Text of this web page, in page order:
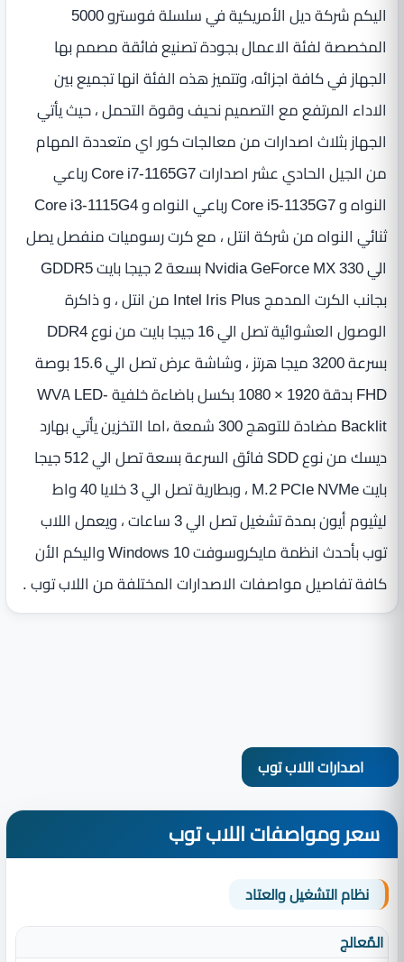
اليكم شركة ديل الأمريكية في سلسلة فوسترو 5000
المخصصة لفئة الاعمال بجودة تصنيع فائقة مصمم بها
الجهاز في كافة اجزائه، وتتميز هذه الفئة انها تجميع بين
الاداء المرتفع مع التصميم نحيف وقوة التحمل ، حيث يأتي
الجهاز بثلاث اصدارات من معالجات كور اي متعددة المهام
من الجيل الحادي عشر اصدارات Core i7-1165G7 رباعي
النواه و Core i5-1135G7 رباعي النواه و Core i3-1115G4
ثنائي النواه من شركة انتل ، مع كرت رسوميات منفصل يصل
الي Nvidia GeForce MX 330 بسعة 2 جيجا بايت GDDR5
بجانب الكرت المدمج Intel Iris Plus من انتل ، و ذاكرة
الوصول العشوائية تصل الي 16 جيجا بايت من نوع DDR4
بسرعة 3200 ميجا هرتز ، وشاشة عرض تصل الي 15.6 بوصة
FHD بدقة 1920 × 1080 بكسل باضاءة خلفية WVA LED-
Backlit مضادة للتوهج 300 شمعة ،اما التخزين يأتي بهارد
ديسك من نوع SDD فائق السرعة بسعة تصل الي 512 جيجا
بايت M.2 PCIe NVMe ، وبطارية تصل الي 3 خلايا 40 واط
ليثيوم أيون بمدة تشغيل تصل الي 3 ساعات ، ويعمل اللاب
توب بأحدث انظمة مايكروسوفت Windows 10 واليكم الأن
كافة تفاصيل مواصفات الاصدارات المختلفة من اللاب توب .
اصدارات اللاب توب
سعر ومواصفات اللاب توب
نظام التشغيل والعتاد
المٌعالج